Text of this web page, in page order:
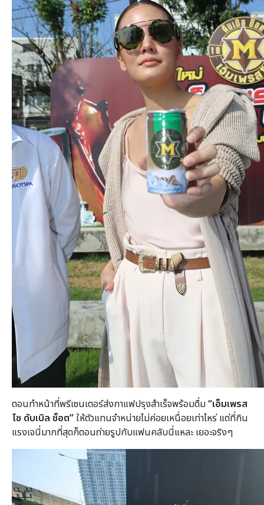
ตอนทำหน้าที่พรีเซนเตอร์ส่งกาแฟปรุงสำเร็จพร้อมดื่ม“เอ็มเพรส
โซ ดับเบิล ช็อต”ให้ตัวแทนจำหน่ายไม่ค่อยเหนื่อยเท่าไหร่ แต่ที่กิน
แรงเจนี่มากที่สุดก็ตอนถ่ายรูปกับแฟนคลับนี่แหละ เยอะจริงๆ